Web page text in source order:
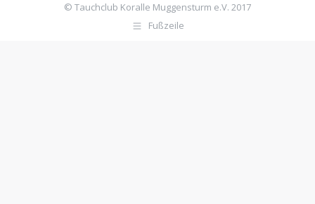
© Tauchclub Koralle Muggensturm e.V. 2017
Fußzeile